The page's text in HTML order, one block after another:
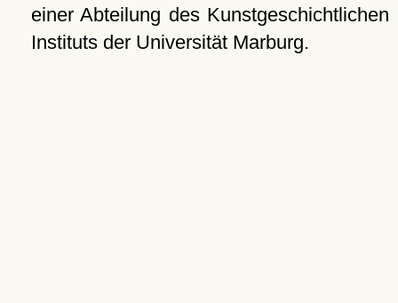
einer Abteilung des Kunstgeschichtlichen
Instituts der Universität Marburg.